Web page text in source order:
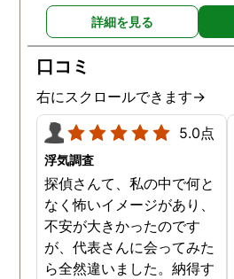
詳細を見る
口コミ
右にスクロールできます→
5.0点
浮気調査
探偵さんて、私の中で何と
なく怖いイメージがあり、
不安が大きかったのです
が、代表さんに会ってみた
ら全然違いました。納得す